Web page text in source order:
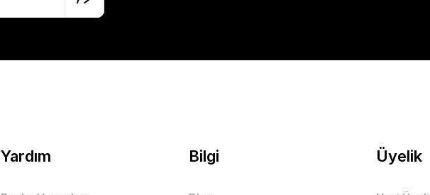
Yardım Bilgi Üyelik